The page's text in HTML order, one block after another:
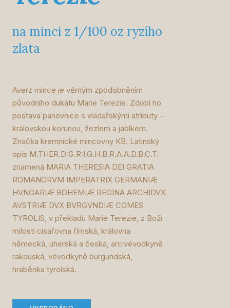
na minci z 1/100 oz ryzího
zlata
Averz mince je věrným zpodobněním
původního dukátu Marie Terezie. Zdobí ho
postava panovnice s vladařskými atributy –
královskou korunou, žezlem a jablkem.
Značka kremnické mincovny KB. Latinský
opis M.THER.D:G.R:I.G.H.B.R.A.A.D.B.C.T.
znamená MARIA THERESIA DEI GRATIA
ROMANORVM IMPERATRIX GERMANIÆ
HVNGARIÆ BOHEMIÆ REGINA ARCHIDVX
AVSTRIÆ DVX BVRGVNDIÆ COMES
TYROLIS, v překladu Marie Terezie, z Boží
milosti císařovna římská, královna
německá, uherská a česká, arcivévodkyně
rakouská, vévodkyně burgundská,
hraběnka tyrolská.